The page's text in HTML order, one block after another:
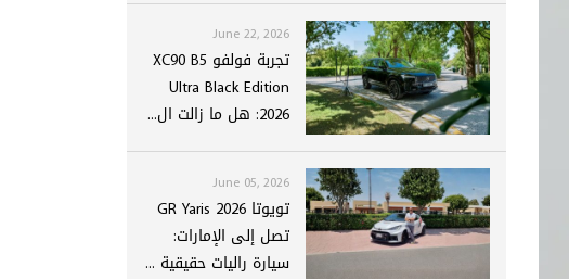
June 22, 2026
تجربة فولفو XC90 B5
Ultra Black Edition
2026: هل ما زالت ال...
June 05, 2026
تويوتا GR Yaris 2026
تصل إلى الإمارات:
سيارة راليات حقيقية ...